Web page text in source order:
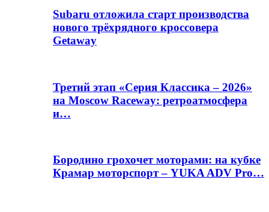
Subaru отложила старт производства
нового трёхрядного кроссовера
Getaway
Третий этап «Серия Классика – 2026»
на Moscow Raceway: ретроатмосфера
и…
Бородино грохочет моторами: на кубке
Крамар моторспорт – YUKA ADV Pro…